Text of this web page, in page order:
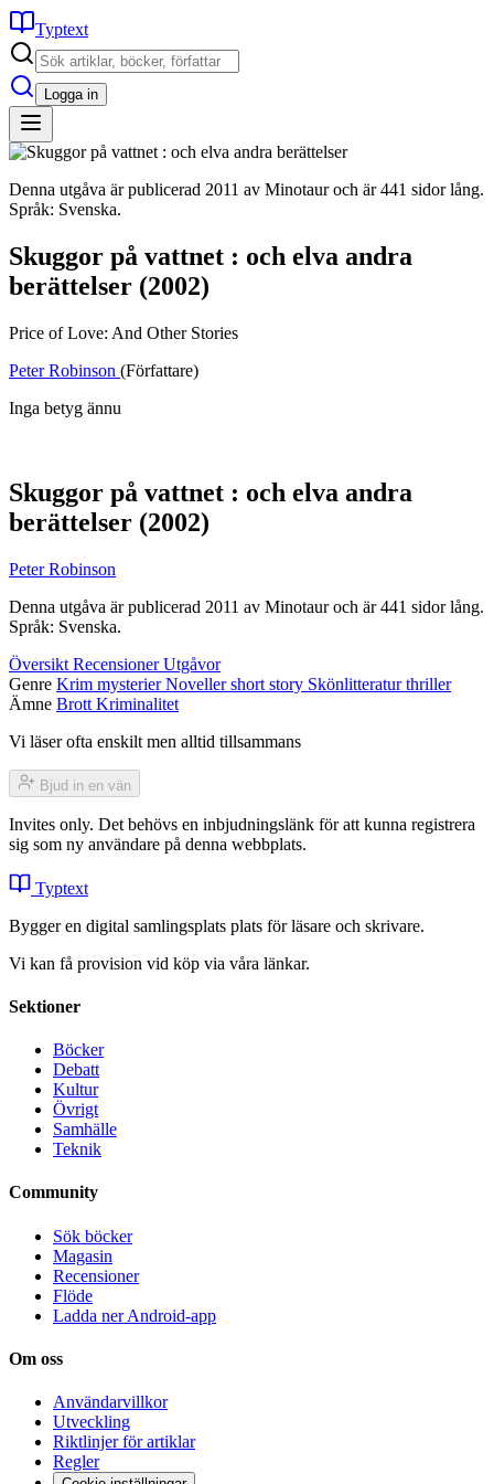
Typtext
Logga in
Denna utgåva är publicerad 2011 av Minotaur och är 441 sidor lång.
Språk: Svenska.
Skuggor på vattnet : och elva andra
berättelser (2002)
Price of Love: And Other Stories
Peter Robinson (Författare)
Inga betyg ännu
Skuggor på vattnet : och elva andra
berättelser (2002)
Peter Robinson
Denna utgåva är publicerad 2011 av Minotaur och är 441 sidor lång.
Språk: Svenska.
Översikt RecensionerUtgåvor
Genre Krim mysterierNovellershort story Skönlitteraturthriller
Ämne Brott Kriminalitet
Vi läser ofta enskilt men alltid tillsammans
Bjud in en vän
Invites only. Det behövs en inbjudningslänk för att kunna registrera
sig som ny användare på denna webbplats.
Typtext
Bygger en digital samlingsplats plats för läsare och skrivare.
Vi kan få provision vid köp via våra länkar.
Sektioner
Böcker
Debatt
Kultur
Övrigt
Samhälle
Teknik
Community
Sök böcker
Magasin
Recensioner
Flöde
Ladda ner Android-app
Om oss
Användarvillkor
Utveckling
Riktlinjer för artiklar
Regler